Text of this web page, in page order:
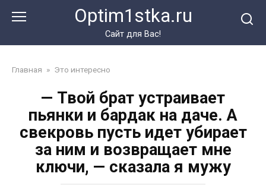
Optim1stka.ru
Сайт для Вас!
Главная » Это интересно
— Твой брат устраивает
пьянки и бардак на даче. А
свекровь пусть идет убирает
за ним и возвращает мне
ключи, — сказала я мужу